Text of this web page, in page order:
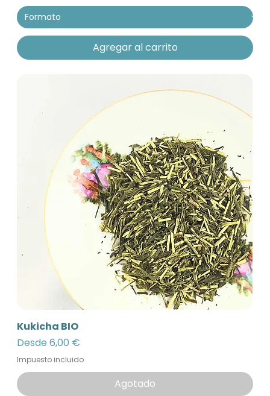
Agregar al carrito
Kukicha BIO
Desde6,00 €
Precio de oferta
Impuesto incluido
Agotado